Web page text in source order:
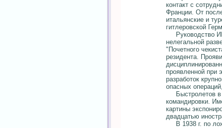
контакт с
Франции. От
итальянские и
гитлеровской
Руководство
нелегальной
"Почетного
резидента.
проявленной при
разработок
опасных
Быстролетов в
командировки.
картины
двадцатью
В 1938 г. по